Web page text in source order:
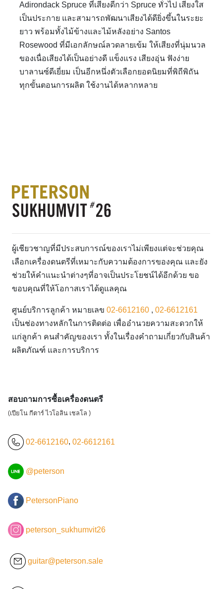
Adirondack Spruce ที่เสียงดีกว่า Spruce ทั่วไป เสียงใส
เป็นประกาย และสามารถพัฒนาเสียงได้ดียิ่งขึ้นในระยะ
ยาว พร้อมทั้งไม้ข้างและไม้หลังอย่าง Santos
Rosewood ที่มีเอกลักษณ์ลวดลายเข้ม ให้เสียงที่นุ่มนวล
ของเนื่อเสียงได้เป็นอย่างดี แข็งแรง เสียงอุ่น ฟังง่าย
บาลานซ์ดีเยี่ยม เป็นอีกหนึ่งตัวเลือกยอดนิยมที่พิถีพิถัน
ทุกขั้นตอนการผลิต ใช้งานได้หลากหลาย
ผู้เชียวชาญที่มีประสบการณ์ของเราไม่เพียงแต่จะช่วยคุณ
เลือกเครื่องดนตรีที่เหมาะกับความต้องการของคุณ และยัง
ช่วยให้คำแนะนำต่างๆที่อาจเป็นประโยชน์ได้อีกด้วย ขอ
ขอบคุณที่ให้โอกาสเราได้ดูแลคุณ
ศูนย์บริการลูกค้า หมายเลข 02-6612160 , 02-6612161
เป็นช่องทางหลักในการติดต่อ เพื่ออำนวยความสะดวกให้
แก่ลูกค้า คนสำคัญของเรา ทั้งในเรื่องคำถามเกี่ยวกับสินค้า
ผลิตภัณฑ์ และการบริการ
สอบถามการซื้อเครื่องดนตรี
(เปียโน กีตาร์ ไวโอลิน เชลโล )
02-6612160, 02-6612161
@peterson
PetersonPiano
peterson_sukhumvit26
guitar@peterson.sale